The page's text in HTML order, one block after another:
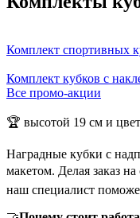
Комплект спортивных
Комплект кубков с
Все промо-акции
🏆 высотой 19 см и
Наградные кубки с
макетом. Делая заказ
наш специалист